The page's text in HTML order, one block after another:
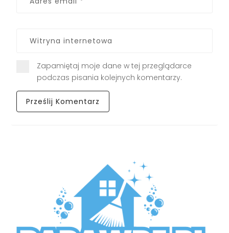
Zapamiętaj moje dane w tej przeglądarce
podczas pisania kolejnych komentarzy.